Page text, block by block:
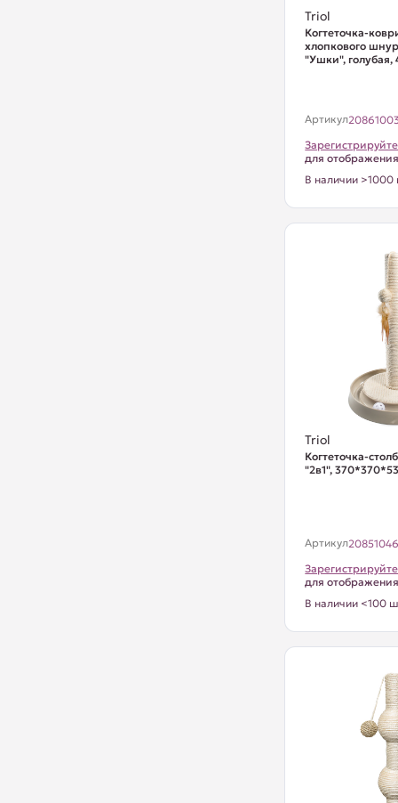
Triol
Когтеточка-
хлопкового
"Ушки",
Артикул
для
В наличии >1000
Triol
Когтеточка-
"2в1",
Артикул
для
В наличии <100